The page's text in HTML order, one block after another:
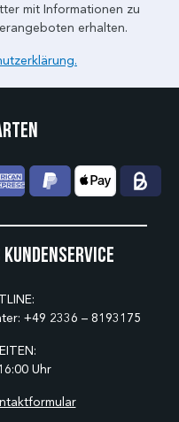
mit Informationen zu
erhalten.
+49 2336 – 8193175
Uhr